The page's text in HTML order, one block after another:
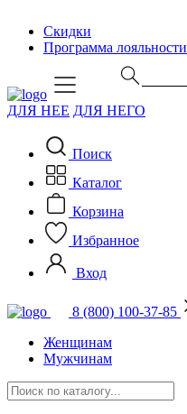
Скидки
Программа лояльности
ДЛЯ НЕЕ ДЛЯ НЕГО
Поиск
Каталог
Корзина
Избранное
Вход
8 (800) 100-37-85
Женщинам
Мужчинам